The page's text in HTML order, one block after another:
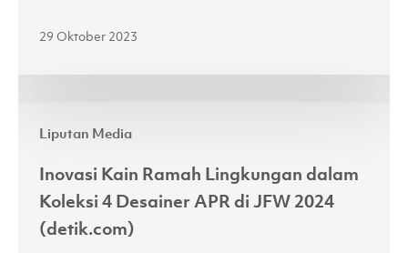
Dibawa
Panggung
JFW
2024
(fimela.com)
29 Oktober 2023
Liputan Media
Kain
Ramah
Lingkungan
Koleksi
Inovasi Kain Ramah Lingkungan dalam
Koleksi 4 Desainer APR di JFW 2024
(detik.com)